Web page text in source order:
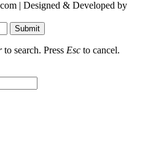
| Designed & Developed by
Submit
to search. Press Esc to cancel.